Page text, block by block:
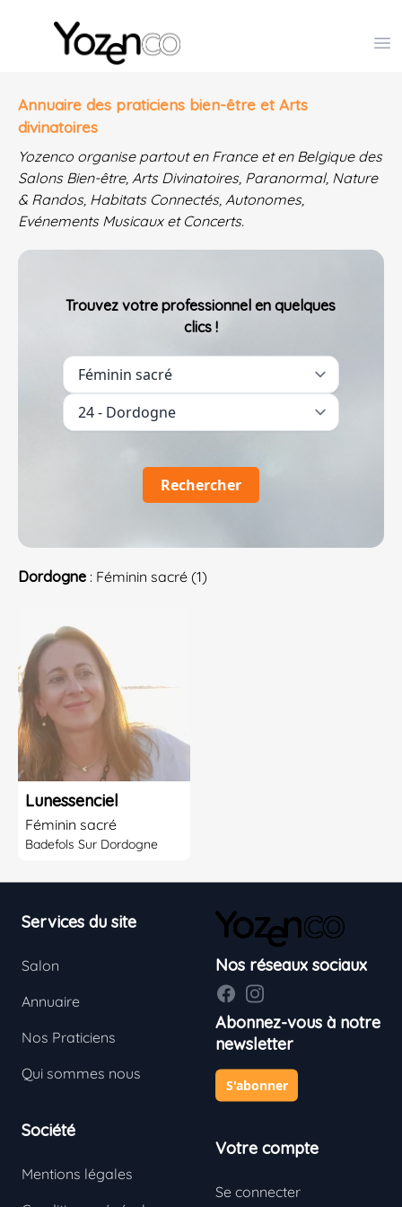
Yozenco - Organisateur de Salons, Evénements et
Annuaire des praticiens bien-être et Arts
divinatoires
Yozenco organise partout en France et en Belgique des
Salons Bien-être, Arts Divinatoires, Paranormal, Nature
& Randos, Habitats Connectés, Autonomes,
Evénements Musicaux et Concerts.
Trouvez votre professionnel en quelques
clics !
Rechercher
Dordogne : Féminin sacré (1)
Lunessenciel
Féminin sacré
Badefols Sur Dordogne
Services du site
Salon
Annuaire
Nos Praticiens
Qui sommes nous
Société
Mentions légales
Nos réseaux sociaux
FacebookInstagram
Abonnez-vous à notre
newsletter
S'abonner
Votre compte
Se connecter